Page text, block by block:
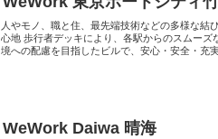
人やモノ、職と住、最先端技術などの多様な結
心地 歩行者デッキにより、各駅からのスムー
境への配慮を目指したビルで、安心・安全・充実
WeWork Daiwa 晴海